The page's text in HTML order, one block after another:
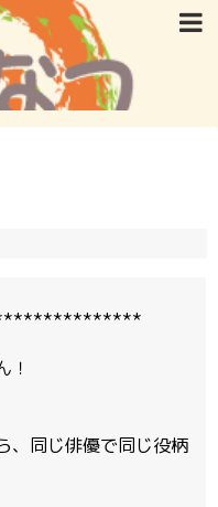
！
、同じ俳優で同じ役柄